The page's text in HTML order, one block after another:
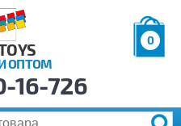
ОПТОМ
0
р.
16-726